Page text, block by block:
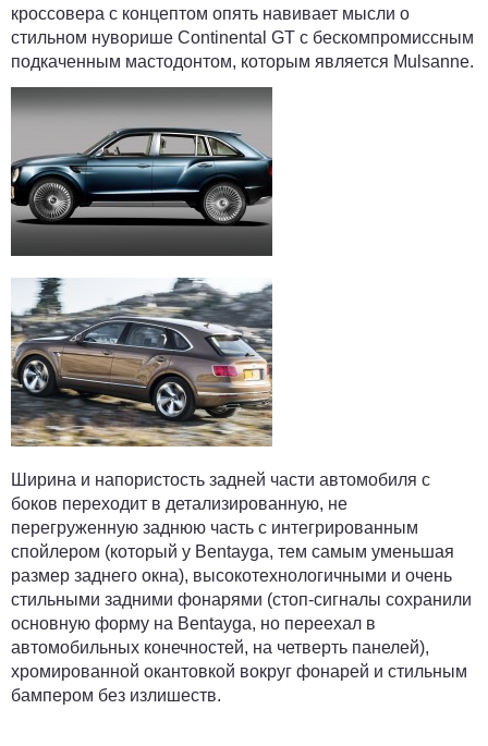
кроссовера с концептом опять навивает мысли о
стильном нуворише Continental GT с бескомпромиссным
подкаченным мастодонтом, которым является Mulsanne.
Ширина и напористость задней части автомобиля с
боков переходит в детализированную, не
перегруженную заднюю часть с интегрированным
спойлером (который у Bentayga, тем самым уменьшая
размер заднего окна), высокотехнологичными и очень
стильными задними фонарями (стоп-сигналы сохранили
основную форму на Bentayga, но переехал в
автомобильных конечностей, на четверть панелей),
хромированной окантовкой вокруг фонарей и стильным
бампером без излишеств.